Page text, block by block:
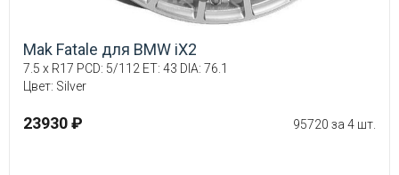
Mak Fatale для BMW iX2
7.5 x R17 PCD: 5/112 ET: 43 DIA: 76.1
Цвет: Silver
23930 ₽ 95720 за 4 шт.